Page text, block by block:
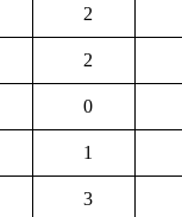
2
2
0
1
3